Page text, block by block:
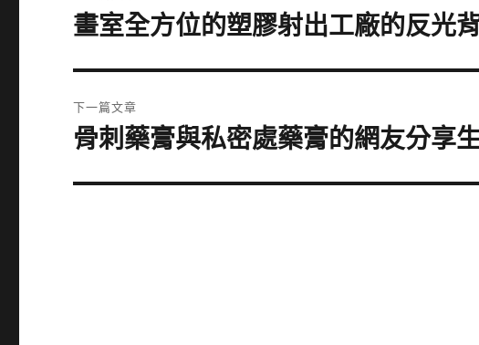
章
上
篇
文
章:
畫室全方位的塑膠射出工廠的反光
下一篇文章
下
篇
骨刺藥膏與私密處藥膏的網友分享